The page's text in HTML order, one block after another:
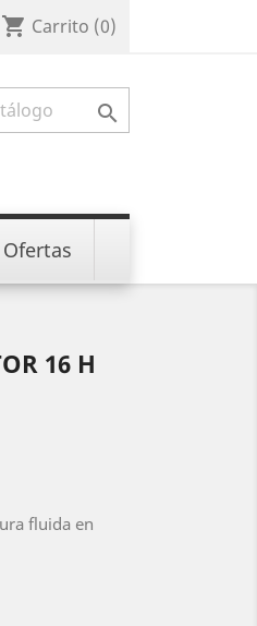
shopping_cart Carrito (0)

Ofertas
16 H
fluida en